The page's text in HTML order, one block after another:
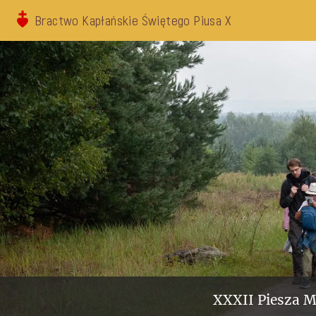
Bractwo Kapłańskie Świętego Piusa X
XXXII Piesza